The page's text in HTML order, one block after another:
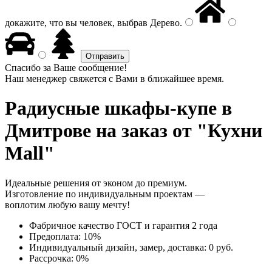
докажите, что вы человек, выбрав Дерево.
Спасибо за Ваше сообщение!
Наш менеджер свяжется с Вами в ближайшее время.
Радиусные шкафы-купе в
Дмитрове на заказ от "Кухни
Mall"
Идеальные решения от эконом до премиум.
Изготовление по индивидуальным проектам —
воплотим любую вашу мечту!
Фабричное качество ГОСТ и гарантия 2 года
Предоплата: 10%
Индивидуальный дизайн, замер, доставка: 0 руб.
Рассрочка: 0%